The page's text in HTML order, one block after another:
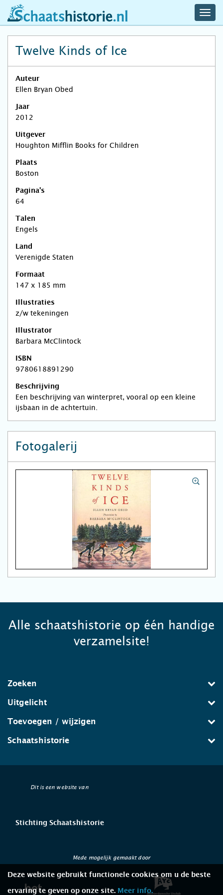
schaatshistorie.nl
Twelve Kinds of Ice
Auteur
Ellen Bryan Obed
Jaar
2012
Uitgever
Houghton Mifflin Books for Children
Plaats
Boston
Pagina's
64
Talen
Engels
Land
Verenigde Staten
Formaat
147 x 185 mm
Illustraties
z/w tekeningen
Illustrator
Barbara McClintock
ISBN
9780618891290
Beschrijving
Een beschrijving van winterpret, vooral op een kleine
ijsbaan in de achtertuin.
Fotogalerij
Alle schaatshistorie op één handige
verzamelsite!
Zoeken
Uitgelicht
Toevoegen / wijzigen
Schaatshistorie
Dit is een website van
Stichting Schaatshistorie
Mede mogelijk gemaakt door
Deze website gebruikt functionele cookies om u de beste
ervaring te geven op onze site. Meer info.